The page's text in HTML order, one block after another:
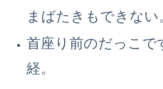
まばたきもできない
首座り前のだっこで
経。